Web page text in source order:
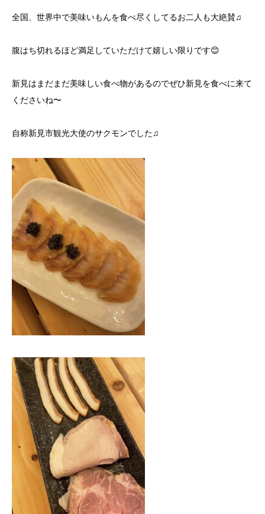
全国、世界中で美味いもんを食べ尽くしてるお二人も大絶賛♫
腹はち切れるほど満足していただけて嬉しい限りです😊
新見はまだまだ美味しい食べ物があるのでぜひ新見を食べに来て
くださいね〜
自称新見市観光大使のサクモンでした♫